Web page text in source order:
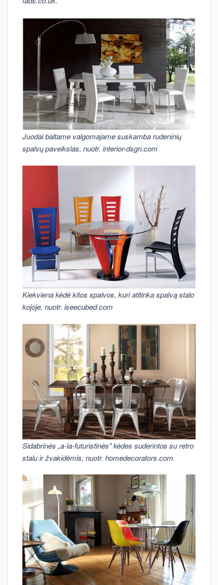
Juodai baltame valgomajame suskamba rudeninių
spalvų paveikslas, nuotr. interior-dsgn.com
Kiekviena kėdė kitos spalvos, kuri atitinka spalvą stalo
kojoje, nuotr. iseecubed.com
Sidabrinės „a-la-futuristinės" kėdes suderintos su retro
stalu ir žvakidėmis, nuotr. homedecorators.com